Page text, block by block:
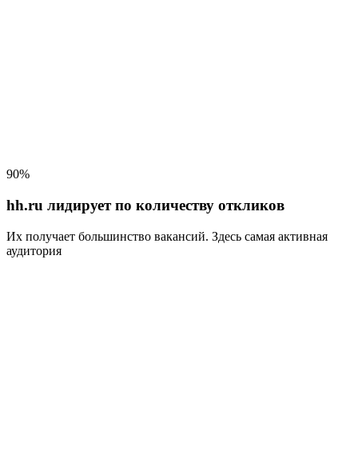
90%
hh.ru лидирует по количеству откликов
Их получает большинство вакансий. Здесь самая активная
аудитория